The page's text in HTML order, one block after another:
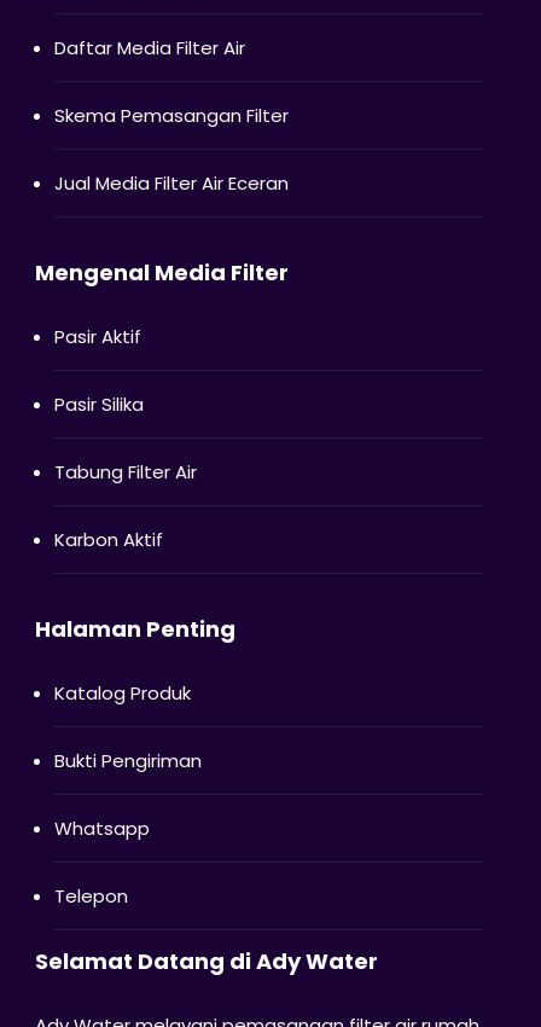
Daftar Media Filter Air
Skema Pemasangan Filter
Jual Media Filter Air Eceran
Mengenal Media Filter
Pasir Aktif
Pasir Silika
Tabung Filter Air
Karbon Aktif
Halaman Penting
Katalog Produk
Bukti Pengiriman
Whatsapp
Telepon
Selamat Datang di Ady Water